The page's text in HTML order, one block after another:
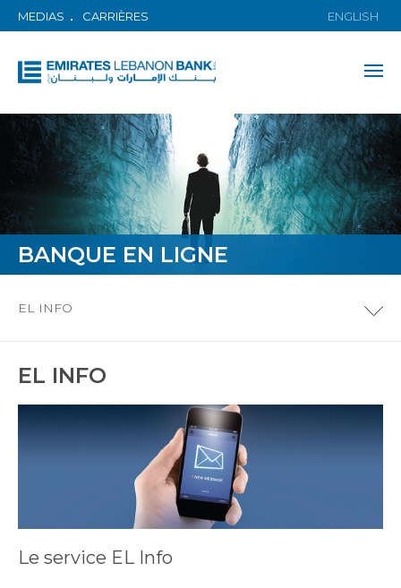
MEDIAS CARRIÈRES ENGLISH
BANQUE EN LIGNE
EL INFO
EL INFO
Le service EL Info